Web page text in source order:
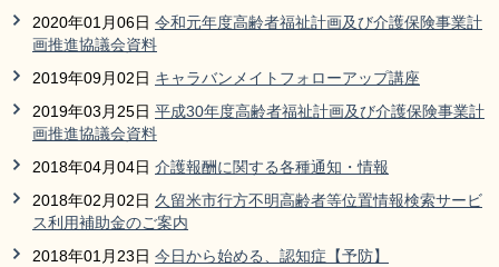
2020年01月06日 令和元年度高齢者福祉計画及び介護保険事業計
画推進協議会資料
2019年09月02日 キャラバンメイトフォローアップ講座
2019年03月25日 平成30年度高齢者福祉計画及び介護保険事業計
画推進協議会資料
2018年04月04日 介護報酬に関する各種通知・情報
2018年02月02日 久留米市行方不明高齢者等位置情報検索サービ
ス利用補助金のご案内
2018年01月23日 今日から始める、認知症【予防】